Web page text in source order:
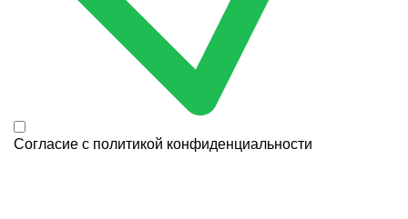
Согласие с политикой конфиденциальности